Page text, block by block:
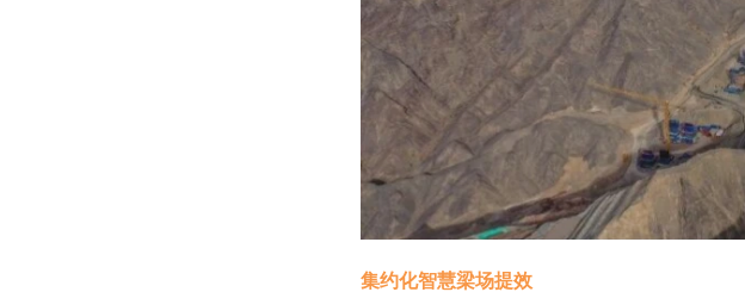
集约化智慧梁场提效